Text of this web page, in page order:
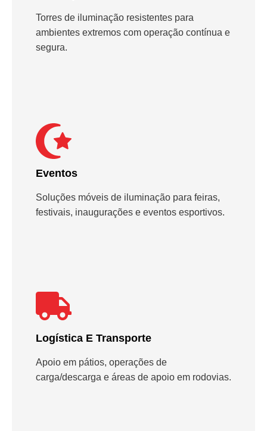
Torres de iluminação resistentes para
ambientes extremos com operação contínua e
segura.
Eventos
Soluções móveis de iluminação para feiras,
festivais, inaugurações e eventos esportivos.
Logística E Transporte
Apoio em pátios, operações de
carga/descarga e áreas de apoio em rodovias.